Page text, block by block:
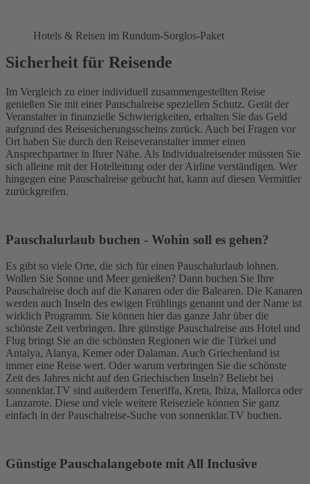
Hotels & Reisen im Rundum-Sorglos-Paket
Sicherheit für Reisende
Im Vergleich zu einer individuell zusammengestellten Reise
genießen Sie mit einer Pauschalreise speziellen Schutz. Gerät der
Veranstalter in finanzielle Schwierigkeiten, erhalten Sie das Geld
aufgrund des Reisesicherungsscheins zurück. Auch bei Fragen vor
Ort haben Sie durch den Reiseveranstalter immer einen
Ansprechpartner in Ihrer Nähe. Als Individualreisender müssten Sie
sich alleine mit der Hotelleitung oder der Airline verständigen. Wer
hingegen eine Pauschalreise gebucht hat, kann auf diesen Vermittler
zurückgreifen.
Pauschalurlaub buchen - Wohin soll es gehen?
Es gibt so viele Orte, die sich für einen Pauschalurlaub lohnen.
Wollen Sie Sonne und Meer genießen? Dann buchen Sie Ihre
Pauschalreise doch auf die Kanaren oder die Balearen. Die Kanaren
werden auch Inseln des ewigen Frühlings genannt und der Name ist
wirklich Programm. Sie können hier das ganze Jahr über die
schönste Zeit verbringen. Ihre günstige Pauschalreise aus Hotel und
Flug bringt Sie an die schönsten Regionen wie die Türkei und
Antalya, Alanya, Kemer oder Dalaman. Auch Griechenland ist
immer eine Reise wert. Oder warum verbringen Sie die schönste
Zeit des Jahres nicht auf den Griechischen Inseln? Beliebt bei
sonnenklar.TV sind außerdem Teneriffa, Kreta, Ibiza, Mallorca oder
Lanzarote. Diese und viele weitere Reiseziele können Sie ganz
einfach in der Pauschalreise-Suche von sonnenklar.TV buchen.
Günstige Pauschalangebote mit All Inclusive